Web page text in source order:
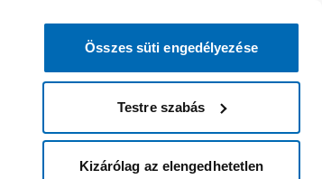
Összes süti engedélyezése
Testre szabás
Kizárólag az elengedhetetlen